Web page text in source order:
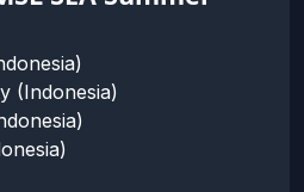
(Indonesia)